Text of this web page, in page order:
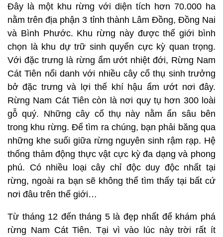
Đây là một khu rừng với diện tích hơn 70.000 ha
nằm trên địa phận 3 tỉnh thành Lâm Đồng, Đồng Nai
và Bình Phước. Khu rừng này được thế giới bình
chọn là khu dự trữ sinh quyển cực kỳ quan trọng.
Với đặc trưng là rừng ẩm ướt nhiệt đới, Rừng Nam
Cát Tiên nổi danh với nhiều cây cổ thụ sinh trưởng
bở đặc trưng và lợi thế khí hậu ẩm ướt nơi đây.
Rừng Nam Cát Tiên còn là nơi quy tụ hơn 300 loài
gỗ quý. Những cây cổ thụ này nằm ẩn sâu bên
trong khu rừng. Để tìm ra chúng, bạn phải băng qua
những khe suối giữa rừng nguyên sinh rậm rạp. Hệ
thống thảm động thực vật cực kỳ đa dạng và phong
phú. Có nhiều loại cây chỉ độc duy độc nhất tại
rừng, ngoài ra bạn sẽ không thể tìm thấy tại bất cứ
nơi đâu trên thế giới…
Từ tháng 12 đến tháng 5 là đẹp nhất để khám phá
rừng Nam Cát Tiên. Tại vì vào lúc này trời rất ít